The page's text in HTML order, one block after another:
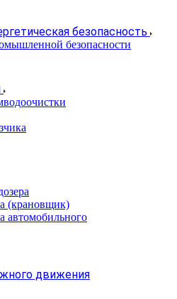
безопасность
безопасности
(крановщик)
автомобильного
движения